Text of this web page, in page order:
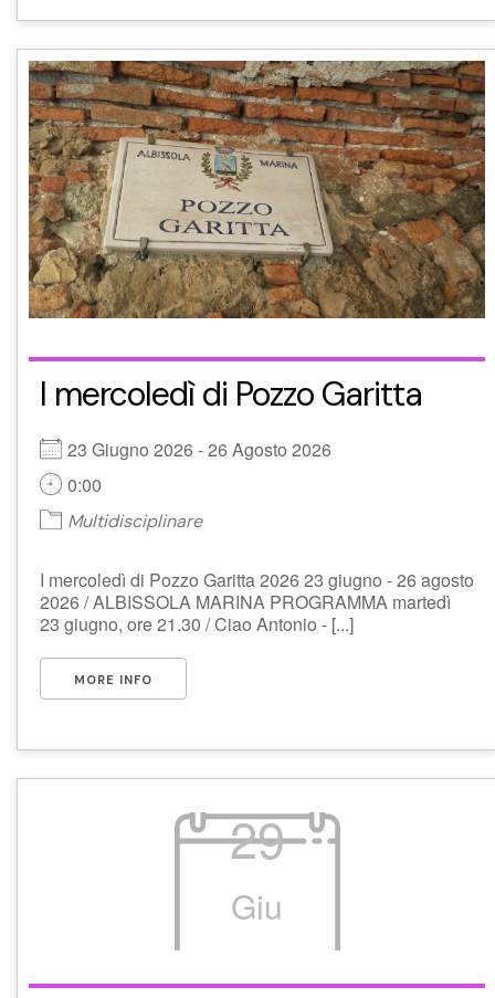
I mercoledì di Pozzo Garitta
23 Giugno 2026 - 26 Agosto 2026
0:00
Multidisciplinare
I mercoledì di Pozzo Garitta 2026 23 giugno - 26 agosto
2026 / ALBISSOLA MARINA PROGRAMMA martedì
23 giugno, ore 21.30 / Ciao Antonio - [...]
MORE INFO
29
Giu